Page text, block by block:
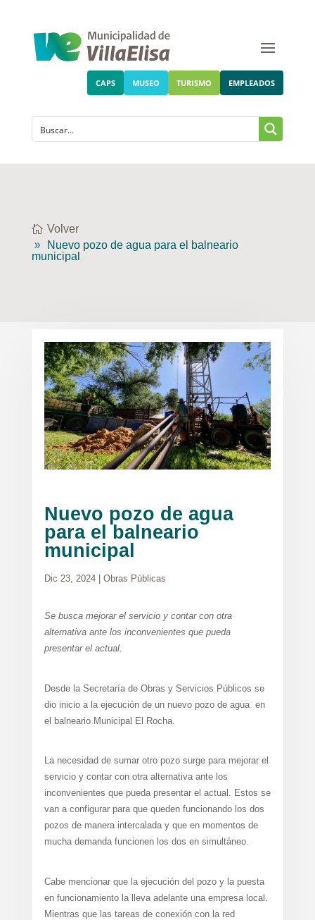
CAPS MUSEO TURISMO EMPLEADOS
Volver
Nuevo pozo de agua para el balneario
municipal
Nuevo pozo de agua
para el balneario
municipal
Dic 23, 2024| Obras Públicas
Se busca mejorar el servicio y contar con otra
alternativa ante los inconvenientes que pueda
presentar el actual.
Desde la Secretaría de Obras y Servicios Públicos se
dio inicio a la ejecución de un nuevo pozo de agua en
el balneario Municipal El Rocha.
La necesidad de sumar otro pozo surge para mejorar el
servicio y contar con otra alternativa ante los
inconvenientes que pueda presentar el actual. Estos se
van a configurar para que queden funcionando los dos
pozos de manera intercalada y que en momentos de
mucha demanda funcionen los dos en simultáneo.
Cabe mencionar que la ejecución del pozo y la puesta
en funcionamiento la lleva adelante una empresa local.
Mientras que las tareas de conexión con la red